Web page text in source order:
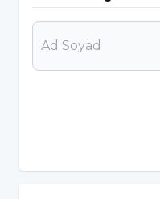
İştahın
Gözlerde